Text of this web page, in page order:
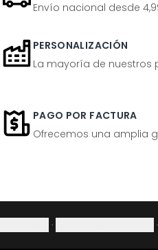
Envío nacional desde
PERSONALIZACIÓN
La mayoría de nuestros
PAGO POR FACTURA
Ofrecemos una amplia
· ·